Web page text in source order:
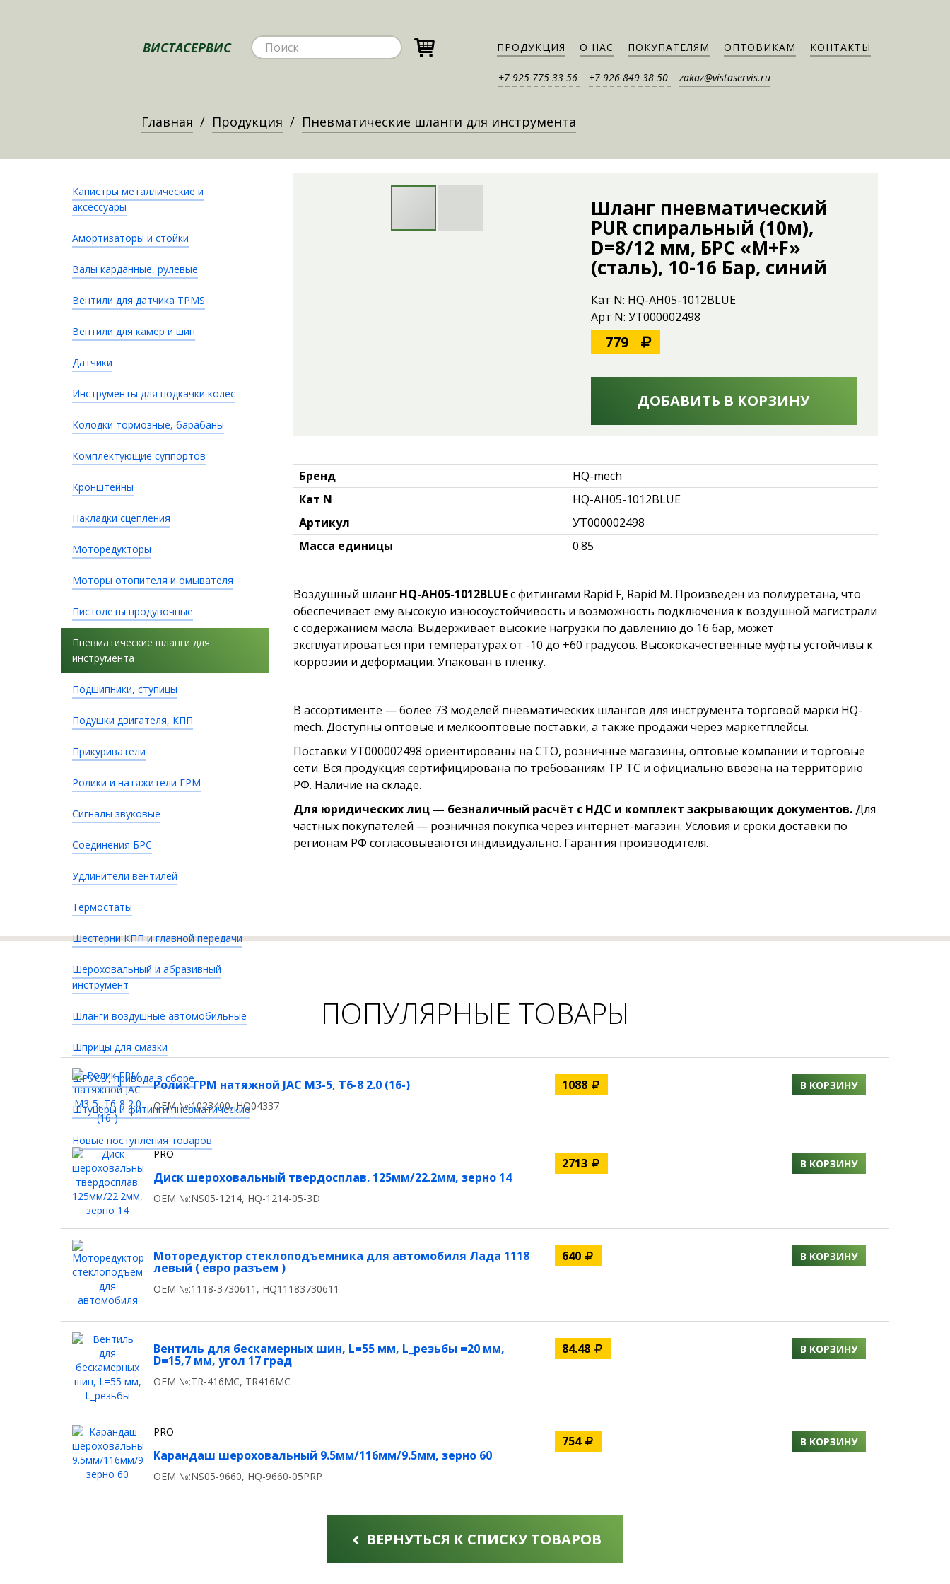
ВИСТАСЕРВИС ПРОДУКЦИЯ О НАС ПОКУПАТЕЛЯМ ОПТОВИКАМ КОНТАКТЫ
+7 925 775 33 56 +7 926 849 38 50 zakaz@vistaservis.ru
Главная Продукция Пневматические шланги для инструмента
Канистры металлические и
аксессуары
Амортизаторы и стойки
Валы карданные, рулевые
Вентили для датчика TPMS
Вентили для камер и шин
Датчики
Инструменты для подкачки колес
Колодки тормозные, барабаны
Комплектующие суппортов
Кронштейны
Накладки сцепления
Моторедукторы
Моторы отопителя и омывателя
Пистолеты продувочные
Пневматические шланги для
инструмента
Подшипники, ступицы
Подушки двигателя, КПП
Прикуриватели
Ролики и натяжители ГРМ
Сигналы звуковые
Соединения БРС
Удлинители вентилей
Термостаты
Шестерни КПП и главной передачи
Шероховальный и абразивный
инструмент
Шланги воздушные автомобильные
Шприцы для смазки
ШРУСы, привода в сборе
Штуцеры и фитинги пневматические
Новые поступления товаров
Шланг пневматический
PUR спиральный (10м),
D=8/12 мм, БРС «M+F»
(сталь), 10-16 Бар, синий
Кат N: HQ-AH05-1012BLUE
Арт N: УТ000002498
779
ДОБАВИТЬ В КОРЗИНУ
Бренд
HQ-mech
Кат N
HQ-AH05-1012BLUE
Артикул
УТ000002498
Масса единицы
0.85
Воздушный шланг HQ-AH05-1012BLUEс фитингами Rapid F, Rapid М. Произведен из полиуретана, что
обеспечивает ему высокую износоустойчивость и возможность подключения к воздушной магистрали
с содержанием масла. Выдерживает высокие нагрузки по давлению до 16 бар, может
эксплуатироваться при температурах от -10 до +60 градусов. Высококачественные муфты устойчивы к
коррозии и деформации. Упакован в пленку.
В ассортименте — более 73 моделей пневматических шлангов для инструмента торговой марки HQ-
mech. Доступны оптовые и мелкооптовые поставки, а также продажи через маркетплейсы.
Поставки УТ000002498 ориентированы на СТО, розничные магазины, оптовые компании и торговые
сети. Вся продукция сертифицирована по требованиям ТР ТС и официально ввезена на территорию
РФ. Наличие на складе.
Для юридических лиц — безналичный расчёт с НДС и комплект закрывающих документов.Для
частных покупателей — розничная покупка через интернет-магазин. Условия и сроки доставки по
регионам РФ согласовываются индивидуально. Гарантия производителя.
ПОПУЛЯРНЫЕ ТОВАРЫ
Ролик ГРМ натяжной JAC M3-5, T6-8 2.0 (16-)
OEM №:1023400, HQ04337
1088 В КОРЗИНУ
PRO
Диск шероховальный твердосплав. 125мм/22.2мм, зерно 14
OEM №:NS05-1214, HQ-1214-05-3D
2713 В КОРЗИНУ
Моторедуктор стеклоподъемника для автомобиля Лада 1118
левый ( евро разъем )
OEM №:1118-3730611, HQ11183730611
640 В КОРЗИНУ
Вентиль для бескамерных шин, L=55 мм, L_резьбы =20 мм,
D=15,7 мм, угол 17 град
OEM №:TR-416MC, TR416MC
84.48 В КОРЗИНУ
PRO
Карандаш шероховальный 9.5мм/116мм/9.5мм, зерно 60
OEM №:NS05-9660, HQ-9660-05PRP
754 В КОРЗИНУ
ВЕРНУТЬСЯ К СПИСКУ ТОВАРОВ